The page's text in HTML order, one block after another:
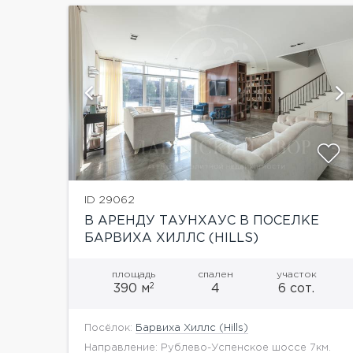
ID 29062
В АРЕНДУ ТАУНХАУС В ПОСЕЛКЕ
БАРВИХА ХИЛЛС (HILLS)
площадь
390 м2
спален
4
участок
6 сот.
Посёлок: Барвиха Хиллс (Hills)
Направление: Рублево-Успенское шоссе 7км.
показать ещё 14 фотографий